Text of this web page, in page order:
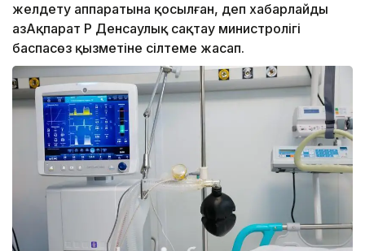
желдету аппаратына қосылған, деп хабарлайды
ҚазАқпарат ҚР Денсаулық сақтау министролігі
баспасөз қызметіне сілтеме жасап.